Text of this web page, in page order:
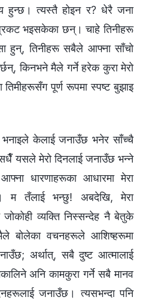
त्यस्तै होइन र? धेरै जना
भइसकेका छन्। चाहे तिनीहरू
हुन्, तिनीहरू सबैले आफ्ना साँचो
किनभने मैले गर्ने हरेक कुरा मेरो
तिमीहरूसँग पूर्ण रूपमा स्पष्ट बुझाइ
केलाई जनाउँछ भनेर साँच्‍चै
यसले मेरो दिनलाई जनाउँछ भन्‍ने
धारणाहरूका आधारमा मेरा
म तँलाई भन्छु! अबदेखि, मेरा
व्यक्ति निस्सन्देह नै बेतुके
बोलेका वचनहरूले आशिष्हरूमा
अर्थात्, सबै दुष्ट आत्‍मालाई
अनि कामकुरा गर्ने सबै मानव
जनाउँछ। त्यसभन्दा पनि